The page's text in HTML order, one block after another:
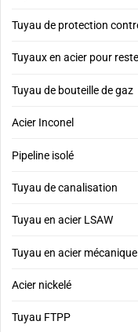
Tuyau de protection
Tuyaux en acier pour
Tuyau de bouteille de gaz
Acier Inconel
Pipeline isolé
Tuyau de canalisation
Tuyau en acier LSAW
Tuyau en acier mécanique
Acier nickelé
Tuyau FTPP